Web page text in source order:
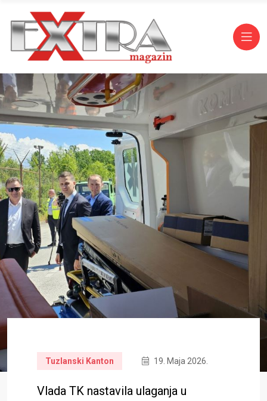
Tuzlanski Kanton 19. Maja 2026.
Vlada TK nastavila ulaganja u